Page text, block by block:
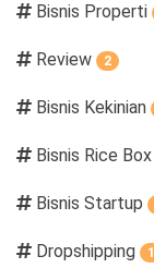
Bisnis Properti
Review 2
Bisnis Kekinian
Bisnis Rice Box
Bisnis Startup
Dropshipping 1